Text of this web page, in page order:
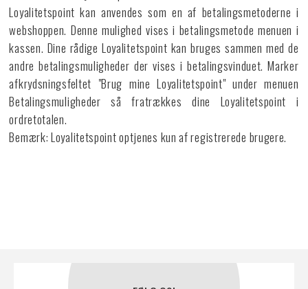
Loyalitetspoint kan anvendes som en af ​​betalingsmetoderne i
webshoppen. Denne mulighed vises i betalingsmetode menuen i
kassen. Dine rådige Loyalitetspoint kan bruges sammen med de
andre betalingsmuligheder der vises i betalingsvinduet. Marker
afkrydsningsfeltet "Brug mine Loyalitetspoint" under menuen
Betalingsmuligheder så fratrækkes dine Loyalitetspoint i
ordretotalen.
Bemærk: Loyalitetspoint optjenes kun af registrerede brugere.